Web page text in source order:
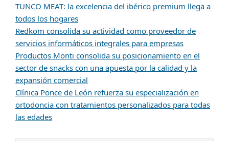
TUNCO MEAT: la excelencia del ibérico premium llega a
todos los hogares
Redkom consolida su actividad como proveedor de
servicios informáticos integrales para empresas
Productos Monti consolida su posicionamiento en el
sector de snacks con una apuesta por la calidad y la
expansión comercial
Clínica Ponce de León refuerza su especialización en
ortodoncia con tratamientos personalizados para todas
las edades